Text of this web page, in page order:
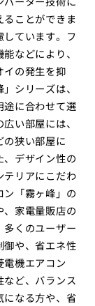
ことができま
ています。フ
などにより、
イの発生を抑
シリーズは、
途に合わせて選
い部屋には、
狭い部屋に
デザイン性の
テリアにこだわ
ン「霧ヶ峰」の
家電量販店の
多くのユーザー
御や、省エネ性
機エアコン
など、バランス
になる方や、省